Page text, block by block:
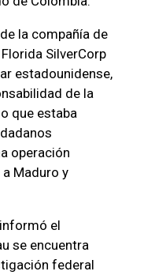
la compañía de
SilverCorp
estadounidense,
de la
que estaba
operación
Maduro y
el
se encuentra
federal